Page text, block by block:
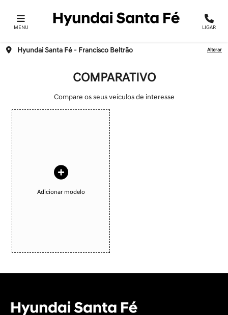
MENU LIGAR
Hyundai Santa Fé - Francisco Beltrão Alterar
COMPARATIVO
Compare os seus veículos de interesse
Adicionar modelo